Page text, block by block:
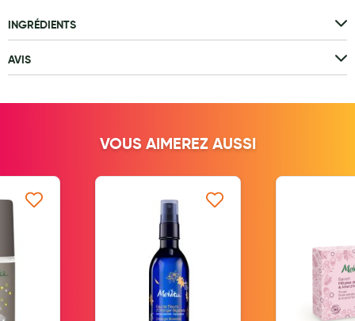
Tisanes allaitement et compléments alimentaires
Aromathérapie
Diététique minceur
Phytothérapie
Régimes médicaux
INGRÉDIENTS
AVIS
VOUS AIMEREZ AUSSI
liste d’envie Ajouter à ma liste d’envie